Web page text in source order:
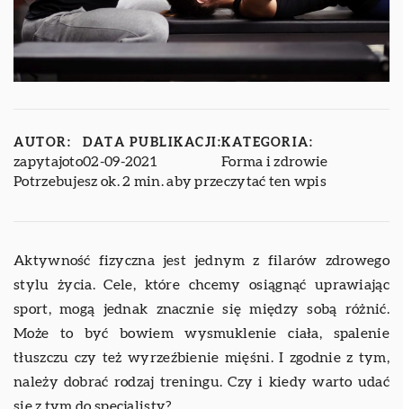
AUTOR:
zapytajoto
DATA PUBLIKACJI:
02-09-2021
KATEGORIA:
Forma i zdrowie
Potrzebujesz ok. 2 min. aby przeczytać ten wpis
Aktywność fizyczna jest jednym z filarów zdrowego
stylu życia. Cele, które chcemy osiągnąć uprawiając
sport, mogą jednak znacznie się między sobą różnić.
Może to być bowiem wysmuklenie ciała, spalenie
tłuszczu czy też wyrzeźbienie mięśni. I zgodnie z tym,
należy dobrać rodzaj treningu. Czy i kiedy warto udać
się z tym do specjalisty?